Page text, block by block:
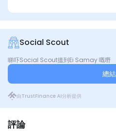
Social Scout
睇吓Social Scout搵到Ei Samay 嘅嘢
總結
由TrustFinance AI分析提供
評論